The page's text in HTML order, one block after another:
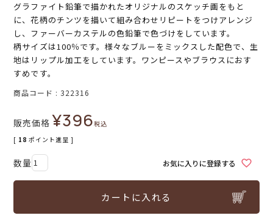
グラファイト鉛筆で描かれたオリジナルのスケッチ画をもと
に、花柄のチンツを描いて組み合わせリピートをつけアレンジ
し、ファーバーカステルの色鉛筆で色づけをしています。
柄サイズは100％です。様々なブルーをミックスした配色で、生
地はリップル加工をしています。ワンピースやブラウスにおす
すめです。
商品コード 322316
販売価格 ¥396税込
[ 18 ポイント進呈 ]
お気に入りに登録する
カートに入れる